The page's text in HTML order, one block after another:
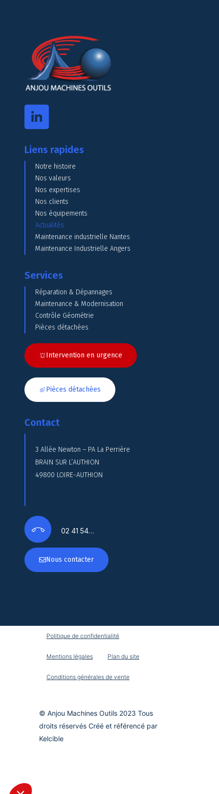
Liens rapides
Notre histoire
Nos valeurs
Nos expertises
Nos clients
Nos équipements
Actualités
Maintenance industrielle Nantes
Maintenance Industrielle Angers
Services
Réparation & Dépannages
Maintenance & Modernisation
Contrôle Géométrie
Pièces détachées
Intervention en urgence
Pièces détachées
Contact
3 Allée Newton – PA La Perrière
BRAIN SUR L’AUTHION
49800 LOIRE-AUTHION
02 41 54…
Nous contacter
Politique de confidentialité
Mentions légales Plan du site
Conditions générales de vente
© Anjou Machines Outils 2023 Tous
droits réservés Créé et référencé par
Kelcible